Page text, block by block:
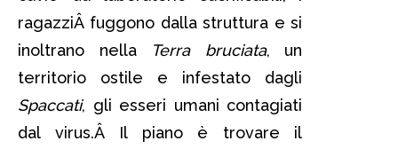
ragazziÂ fuggono dalla struttura e si
inoltrano nella
Terra bruciata, un
territorio ostile e infestato dagli
Spaccati, gli esseri umani contagiati
dal virus.Â Il piano è trovare il